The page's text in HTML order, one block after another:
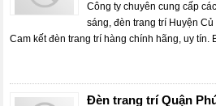
Công ty chuyên cung cấp
sáng, đèn trang trí Huyện
Cam kết đèn trang trí hàng chính hãng, uy tín.
Đèn trang trí Quận